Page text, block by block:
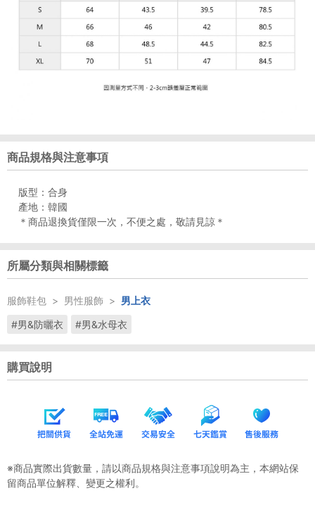
商品規格與注意事項
版型：合身
產地：韓國
＊商品退換貨僅限一次，不便之處，敬請見諒＊
所屬分類與相關標籤
服飾鞋包 > 男性服飾 > 男上衣
#男&防曬衣
#男&水母衣
購買說明
※商品實際出貨數量，請以商品規格與注意事項說明為主，本網站保
留商品單位解釋、變更之權利。